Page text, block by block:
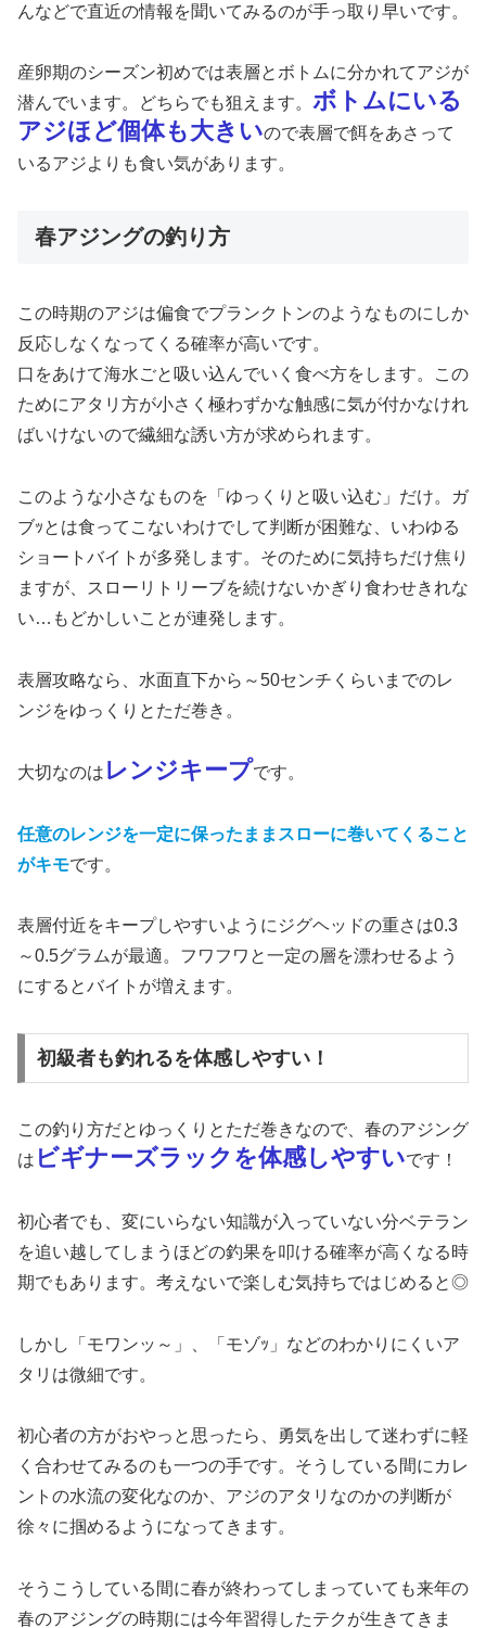
んなどで直近の情報を聞いてみるのが手っ取り早いです。
産卵期のシーズン初めでは表層とボトムに分かれてアジが
潜んでいます。どちらでも狙えます。 ボトムにいる
アジほど個体も大きいので表層で餌をあさって
いるアジよりも食い気があります。
春アジングの釣り方
この時期のアジは偏食でプランクトンのようなものにしか
反応しなくなってくる確率が高いです。
口をあけて海水ごと吸い込んでいく食べ方をします。この
ためにアタリ方が小さく極わずかな触感に気が付かなけれ
ばいけないので繊細な誘い方が求められます。
このような小さなものを「ゆっくりと吸い込む」だけ。ガ
ブｯとは食ってこないわけでして判断が困難な、いわゆる
ショートバイトが多発します。そのために気持ちだけ焦り
ますが、スローリトリーブを続けないかぎり食わせきれな
い…もどかしいことが連発します。
表層攻略なら、水面直下から～50センチくらいまでのレ
ンジをゆっくりとただ巻き。
大切なのは レンジキープです。
任意のレンジを一定に保ったままスローに巻いてくること
がキモです。
表層付近をキープしやすいようにジグヘッドの重さは0.3
～0.5グラムが最適。フワフワと一定の層を漂わせるよう
にするとバイトが増えます。
初級者も釣れるを体感しやすい！
この釣り方だとゆっくりとただ巻きなので、春のアジング
は ビギナーズラックを体感しやすいです！
初心者でも、変にいらない知識が入っていない分ベテラン
を追い越してしまうほどの釣果を叩ける確率が高くなる時
期でもあります。考えないで楽しむ気持ちではじめると◎
しかし「モワンッ～」、「モゾｯ」などのわかりにくいア
タリは微細です。
初心者の方がおやっと思ったら、勇気を出して迷わずに軽
く合わせてみるのも一つの手です。そうしている間にカレ
ントの水流の変化なのか、アジのアタリなのかの判断が
徐々に掴めるようになってきます。
そうこうしている間に春が終わってしまっていても来年の
春のアジングの時期には今年習得したテクが生きてきま